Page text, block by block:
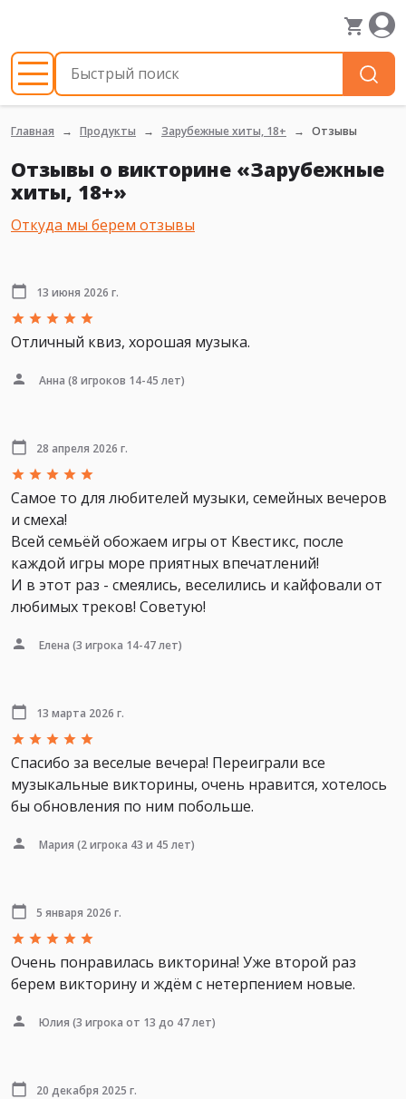
Главная Продукты Зарубежные хиты, 18+ Отзывы
Отзывы о викторине «Зарубежные
хиты, 18+»
Откуда мы берем отзывы
13 июня 2026 г.
Отличный квиз, хорошая музыка.
Анна (8 игроков 14-45 лет)
28 апреля 2026 г.
Самое то для любителей музыки, семейных вечеров
и смеха!
Всей семьёй обожаем игры от Квестикс, после
каждой игры море приятных впечатлений!
И в этот раз - смеялись, веселились и кайфовали от
любимых треков! Советую!
Елена (3 игрока 14-47 лет)
13 марта 2026 г.
Спасибо за веселые вечера! Переиграли все
музыкальные викторины, очень нравится, хотелось
бы обновления по ним побольше.
Мария (2 игрока 43 и 45 лет)
5 января 2026 г.
Очень понравилась викторина! Уже второй раз
берем викторину и ждём с нетерпением новые.
Юлия (3 игрока от 13 до 47 лет)
20 декабря 2025 г.